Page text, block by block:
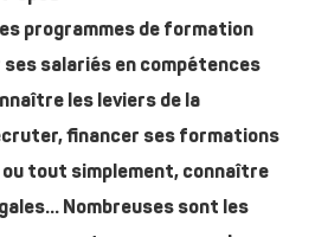
programmes de formation
salariés en compétences
les leviers de la
financer ses formations
tout simplement, connaître
Nombreuses sont les